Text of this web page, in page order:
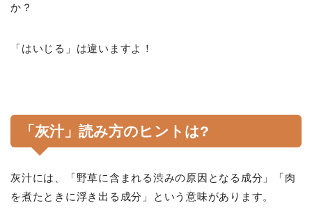
か？
「はいじる」は違いますよ！
「灰汁」読み方のヒントは?
灰汁には、「野草に含まれる渋みの原因となる成分」「肉
を煮たときに浮き出る成分」という意味があります。